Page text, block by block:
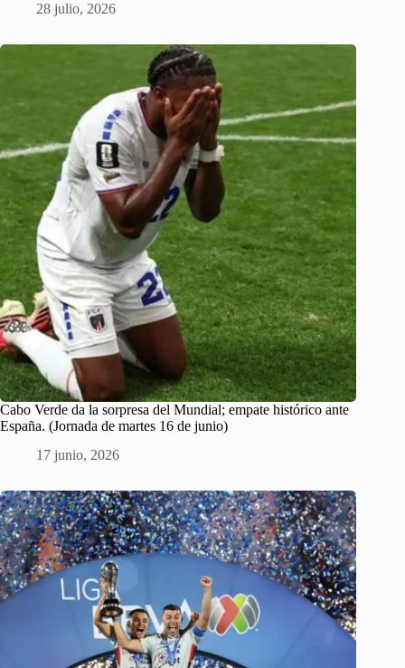
28 julio, 2026
Cabo Verde da la sorpresa del Mundial; empate histórico ante
España. (Jornada de martes 16 de junio)
17 junio, 2026